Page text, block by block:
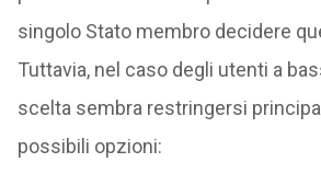
singolo Stato membro decidere
Tuttavia, nel caso degli utenti a
scelta sembra restringersi
possibili opzioni: